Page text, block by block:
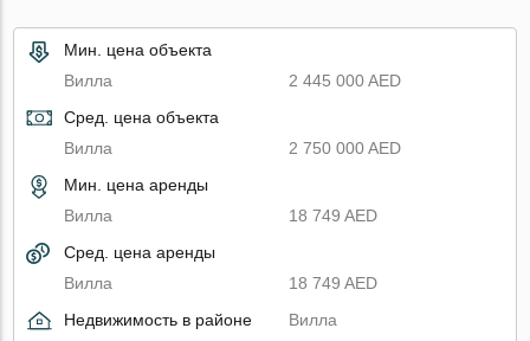
Мин. цена объекта
Вилла
2 445 000 AED
Сред. цена объекта
Вилла
2 750 000 AED
Мин. цена аренды
Вилла
18 749 AED
Сред. цена аренды
Вилла
18 749 AED
Недвижимость в районе
Вилла